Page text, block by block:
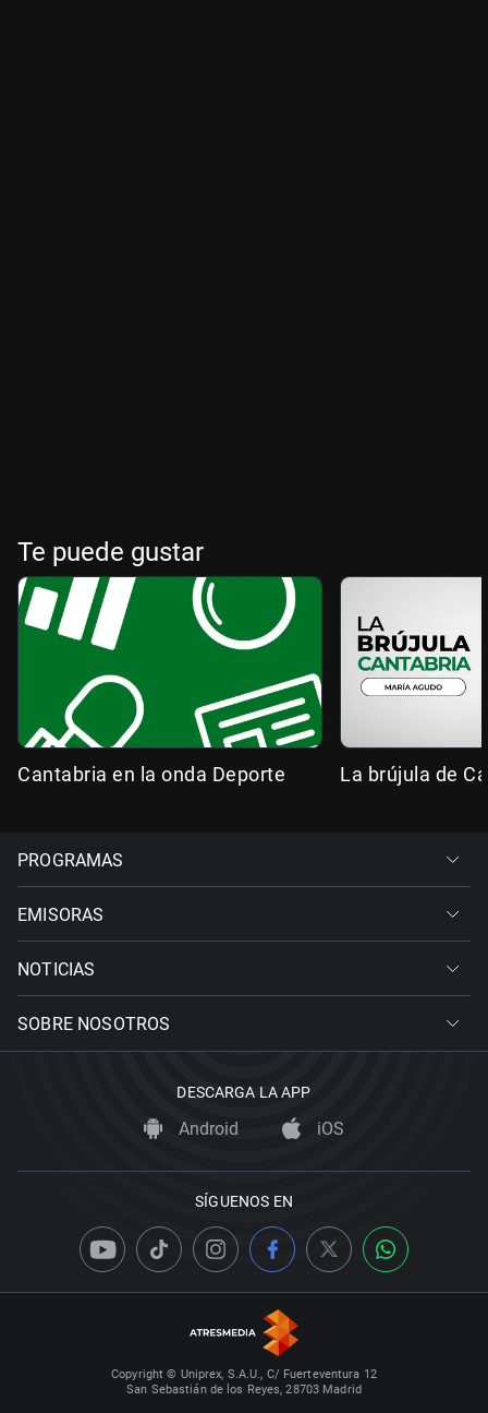
Te puede gustar
Cantabria en la onda Deporte La brújula de
PROGRAMAS
EMISORAS
NOTICIAS
SOBRE NOSOTROS
DESCARGA LA APP
Android iOS
SÍGUENOS EN
Copyright © Uniprex, S.A.U., C/ Fuerteventura 12
San Sebastián de los Reyes, 28703 Madrid